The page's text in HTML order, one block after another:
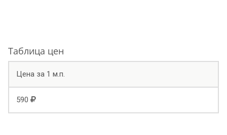
Таблица цен
Цена за 1 м.п.
590